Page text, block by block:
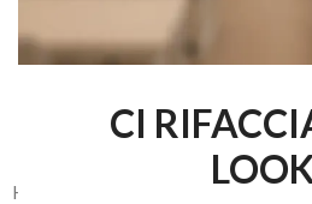
CI
Home